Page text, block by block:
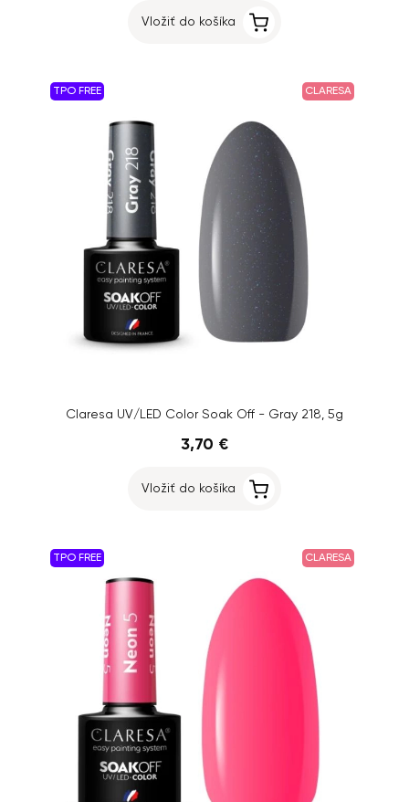
Vložiť do košíka
TPO FREE CLARESA
Claresa UV/LED Color Soak Off - Gray 218, 5g
3,70 €
Vložiť do košíka
TPO FREE CLARESA